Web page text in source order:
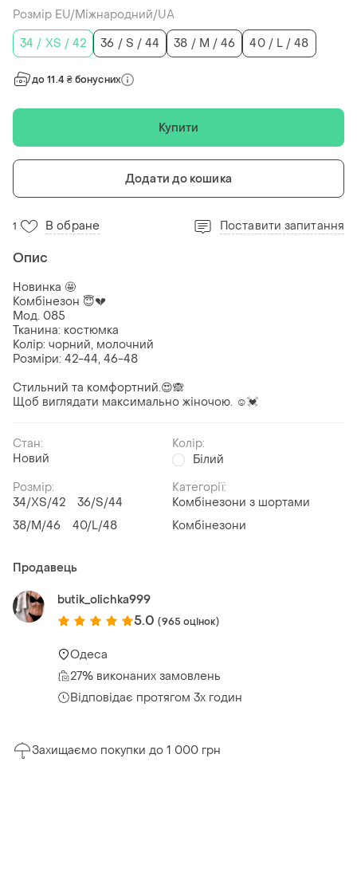
Розмір EU/Міжнародний/UA
34 / XS / 42
36 / S / 44 38 / M / 46 40 / L / 48
до 11.4 ₴ бонусних
Купити
Додати до кошика
1 В обране Поставити запитання
Опис
Новинка 🤩
Комбінезон 😇💔
Мод. 085
Тканина: костюмка
Колір: чорний, молочний
Розміри: 42-44, 46-48
Стильний та комфортний.😍🙈
Щоб виглядати максимально жіночою. ☺️💓
Стан:
Новий
Колір:
Білий
Розмір:
34/XS/42
36/S/44
38/M/46
40/L/48
Категорії:
Комбінезони з шортами
Комбінезони
Продавець
butik_olichka999
5.0 (965 оцінок)
Одеса
27% виконаних замовлень
Відповідає протягом 3х годин
Захищаємо покупки до 1 000 грн